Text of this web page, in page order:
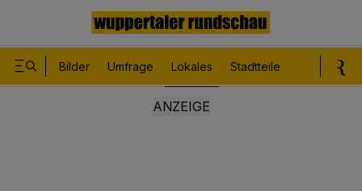
Bilder Umfrage Lokales Stadtteile